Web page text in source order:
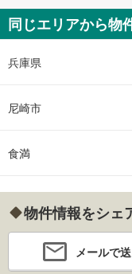
同じエリアから物
兵庫県
尼崎市
食満
物件情報をシェ
メールで